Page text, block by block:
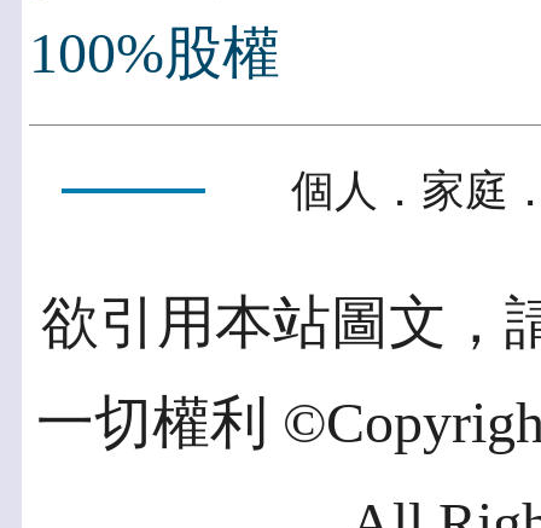
100%股權
個人．家庭
欲引用本站圖文，
一切權利